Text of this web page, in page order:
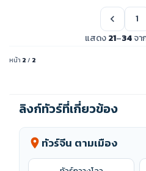
แสดง21–34จา
chevron_left 1
หน้า 2/ 2
ลิงก์ทัวร์ที่เกี่ยวข้อง
location_on ทัวร์จีน ตามเมือง